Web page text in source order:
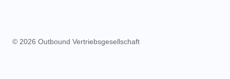
© 2026 Outbound Vertriebsgesellschaft